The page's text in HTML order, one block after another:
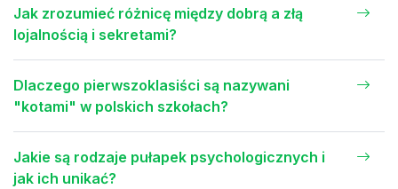
Jak zrozumieć różnicę między dobrą a złą
lojalnością i sekretami?
Dlaczego pierwszoklasiści są nazywani
"kotami" w polskich szkołach?
Jakie są rodzaje pułapek psychologicznych i
jak ich unikać?